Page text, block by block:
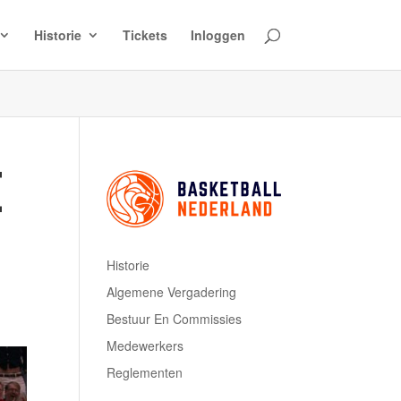
Historie Tickets Inloggen
Historie
Algemene Vergadering
Bestuur En Commissies
Medewerkers
Reglementen